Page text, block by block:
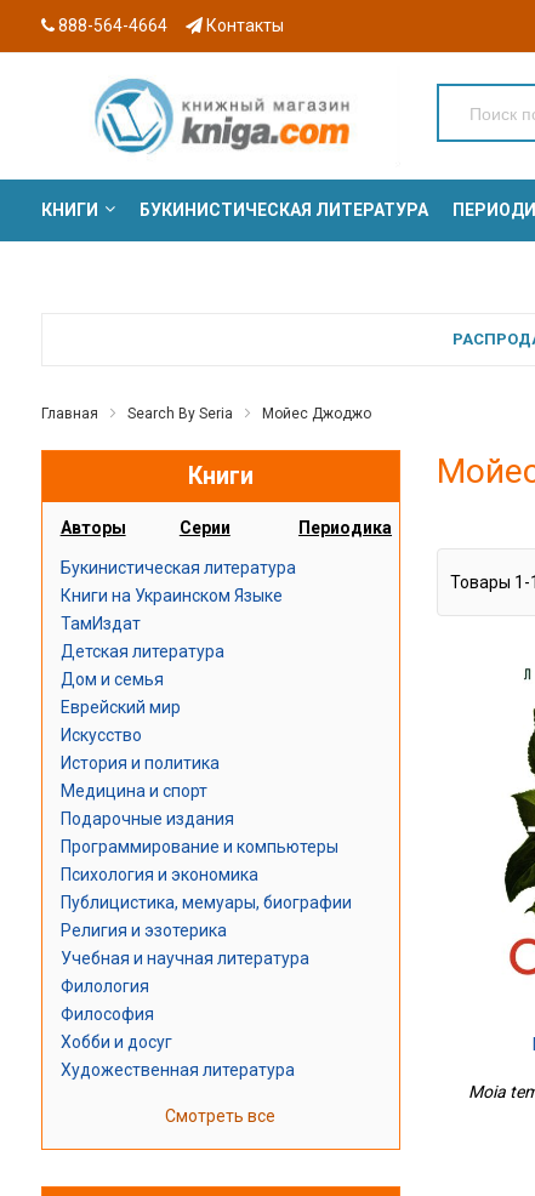
888-564-4664 Контакты
КНИГИ БУКИНИСТИЧЕСКАЯ ЛИТЕРАТУРА
Главная Search By Seria Мойес Джоджо
Книги
Авторы Серии Периодика
Букинистическая литература
Книги на Украинском Языке
ТамИздат
Детская литература
Дом и семья
Еврейский мир
Искусство
История и политика
Медицина и спорт
Подарочные издания
Программирование и компьютеры
Психология и экономика
Публицистика, мемуары, биографии
Религия и эзотерика
Учебная и научная литература
Филология
Философия
Хобби и досуг
Художественная литература
Смотреть все
Товары 1 -
Moia